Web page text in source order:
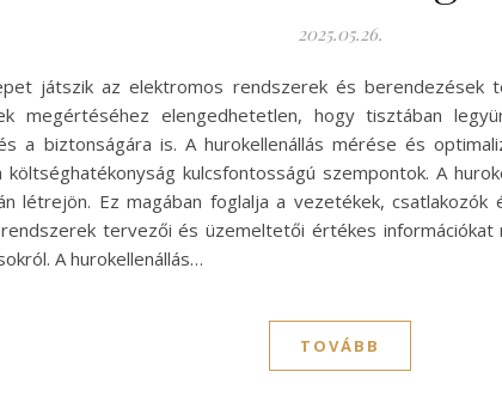
2025.05.26.
játszik az elektromos rendszerek és berendezések
megértéséhez elengedhetetlen, hogy tisztában
a biztonságára is. A hurokellenállás mérése és
kulcsfontosságú szempontok. A
létrejön. Ez magában foglalja a vezetékek,
tervezői és üzemeltetői értékes információkat
A hurokellenállás…
TOVÁBB